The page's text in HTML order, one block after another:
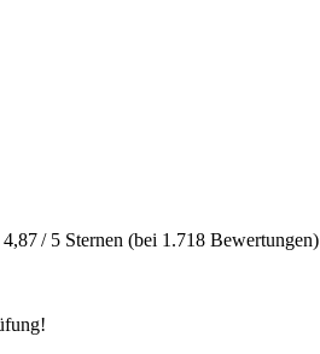
4,87 / 5 Sternen (bei 1.718 Bewertungen)